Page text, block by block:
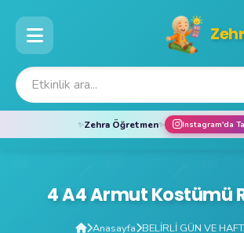
✨Zehra Öğretmen✨ Instagram'da
4 A4 Armut Kostümü
Anasayfa BELİRLİ GÜN VE